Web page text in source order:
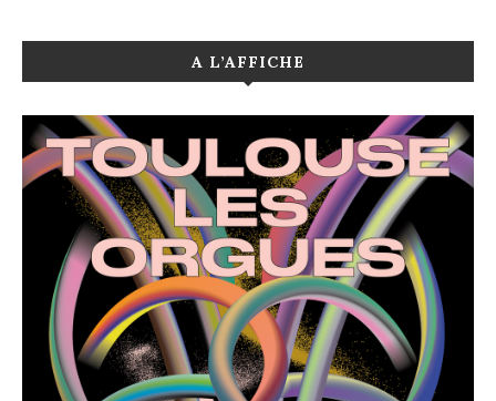
A L’AFFICHE